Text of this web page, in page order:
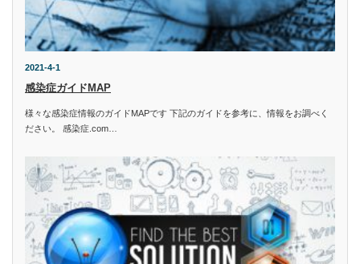
2021-4-1
感染症ガイドMAP
様々な感染症情報のガイドMAPです 下記のガイドを参考に、情報をお調べく
ださい。 感染症.com…